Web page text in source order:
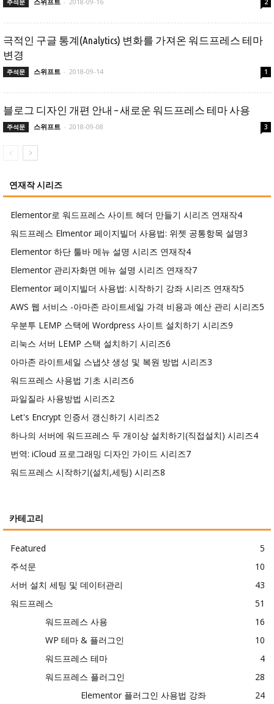
주석문 2
극적인 구글 통계(Analytics) 변화를 가져온 워드프레스 테마
변경
주석문 스위프트 - 2018-09-14 1
블로그 디자인 개편 안내 – 새로운 워드프레스 테마 사용
주석문 스위프트 - 2018-09-08 3
연재작 시리즈
Elementor로 워드프레스 사이트 헤더 만들기 시리즈 연재작4
워드프레스 Elmentor 페이지빌더 사용법: 위젯 공통항목 설명3
Elementor 하단 툴바 메뉴 설명 시리즈 연재작4
Elementor 관리자화면 메뉴 설명 시리즈 연재작7
Elementor 페이지빌더 사용법: 시작하기 강좌 시리즈 연재작5
AWS 웹 서비스 -아마존 라이트세일 가격 비용과 예산 관리 시리즈5
우분투 LEMP 스택에 Wordpress 사이트 설치하기 시리즈9
리눅스 서버 LEMP 스택 설치하기 시리즈6
아마존 라이트세일 스냅샷 생성 및 복원 방법 시리즈3
워드프레스 사용법 기초 시리즈6
파일질라 사용방법 시리즈2
Let's Encrypt 인증서 갱신하기 시리즈2
하나의 서버에 워드프레스 두 개이상 설치하기(직접설치) 시리즈4
번역: iCloud 프로그래밍 디자인 가이드 시리즈7
워드프레스 시작하기(설치,세팅) 시리즈8
카테고리
Featured
5
주석문
10
서버 설치 세팅 및 데이터관리
43
워드프레스
51
워드프레스 사용
16
WP 테마 & 플러그인
10
워드프레스 테마
4
워드프레스 플러그인
28
Elementor 플러그인 사용법 강좌
24